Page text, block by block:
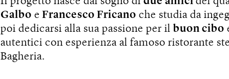
Galbo e Francesco Fricano che studia da
poi dedicarsi alla sua passione per il buon cibo
autentici con esperienza al famoso ristorante
Bagheria.